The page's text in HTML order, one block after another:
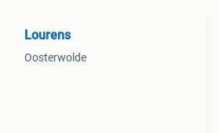
Lourens
Oosterwolde